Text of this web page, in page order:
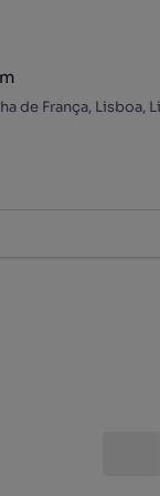
de França, Lisboa,